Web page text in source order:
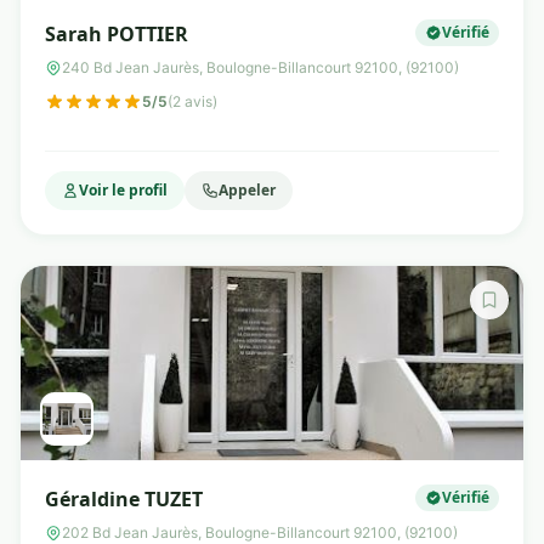
Sarah POTTIER Vérifié
240 Bd Jean Jaurès, Boulogne-Billancourt 92100, (92100)
5/5(2 avis)
Voir le profil Appeler
Géraldine TUZET Vérifié
202 Bd Jean Jaurès, Boulogne-Billancourt 92100, (92100)